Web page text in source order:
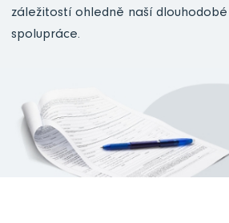
záležitostí ohledně naší dlouhodobé
spolupráce.